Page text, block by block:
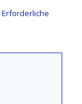
Erforderliche